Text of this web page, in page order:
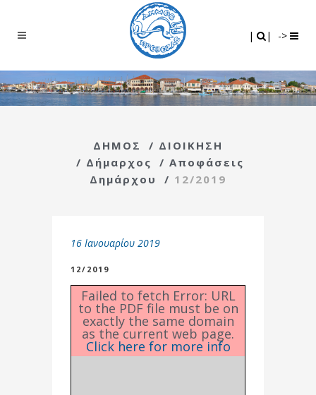
| | ->
ΔΗΜΟΣ / ΔΙΟΙΚΗΣΗ
/ Δήμαρχος / Αποφάσεις
Δημάρχου
/ 12/2019
16 Ιανουαρίου 2019
12/2019
Failed to fetch Error: URL
to the PDF file must be on
exactly the same domain
as the current web page.
Click here for more info